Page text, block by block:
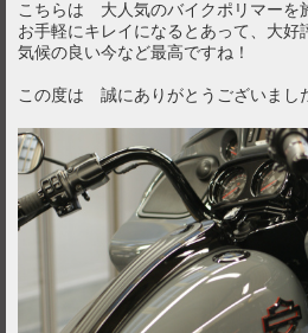
こちらは 大人気のバイクポリマーを
お手軽にキレイになるとあって、大好
気候の良い今など最高ですね！
この度は 誠にありがとうございまし